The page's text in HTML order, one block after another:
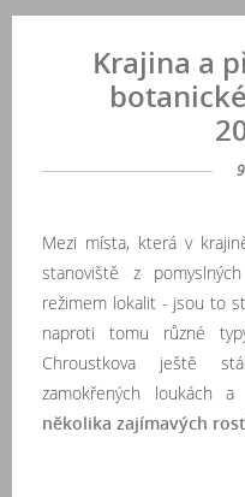
Krajina a
Mezi místa, která v
stanoviště z
režimem lokalit - jsou to
naproti tomu různé
Chroustkova ještě
zamokřených loukách
několika zajímavých